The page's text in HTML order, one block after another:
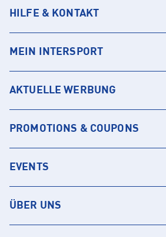
HILFE & KONTAKT
MEIN INTERSPORT
AKTUELLE WERBUNG
PROMOTIONS & COUPONS
EVENTS
ÜBER UNS